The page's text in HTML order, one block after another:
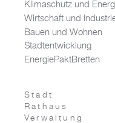
Klimaschutz und
Wirtschaft und
Bauen und Wohnen
Stadtentwicklung
EnergiePaktBretten
Stadt
Rathaus
Verwaltung